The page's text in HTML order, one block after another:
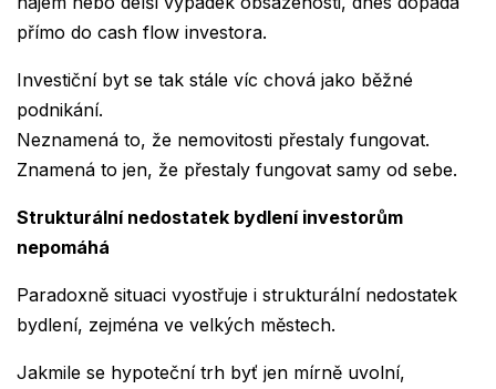
přímo do cash flow investora.
Investiční byt se tak stále víc chová jako běžné
podnikání.
Neznamená to, že nemovitosti přestaly fungovat.
Znamená to jen, že přestaly fungovat samy od sebe.
Strukturální nedostatek bydlení investorům
nepomáhá
Paradoxně situaci vyostřuje i strukturální nedostatek
bydlení, zejména ve velkých městech.
Jakmile se hypoteční trh byť jen mírně uvolní,